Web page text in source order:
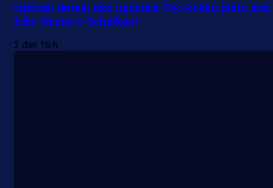
Isplivali detalji oko ugovora: Evo koliku platu ima
Edin Džeko u Schalkeu!
2 dan 16 h